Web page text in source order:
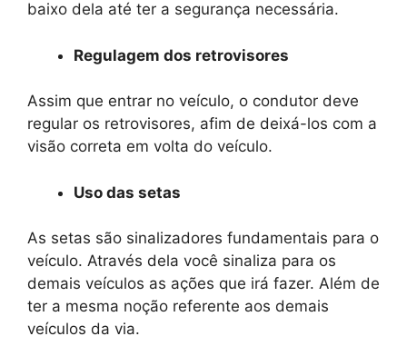
baixo dela até ter a segurança necessária.
Regulagem dos retrovisores
Assim que entrar no veículo, o condutor deve
regular os retrovisores, afim de deixá-los com a
visão correta em volta do veículo.
Uso das setas
As setas são sinalizadores fundamentais para o
veículo. Através dela você sinaliza para os
demais veículos as ações que irá fazer. Além de
ter a mesma noção referente aos demais
veículos da via.